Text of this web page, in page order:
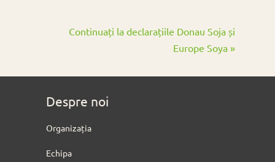
Continuați la declarațiile Donau Soja și
Europe Soya »
Despre noi
Organizația
Echipa